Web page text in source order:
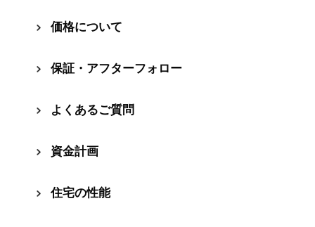
価格について
保証・アフターフォロー
よくあるご質問
資⾦計画
住宅の性能